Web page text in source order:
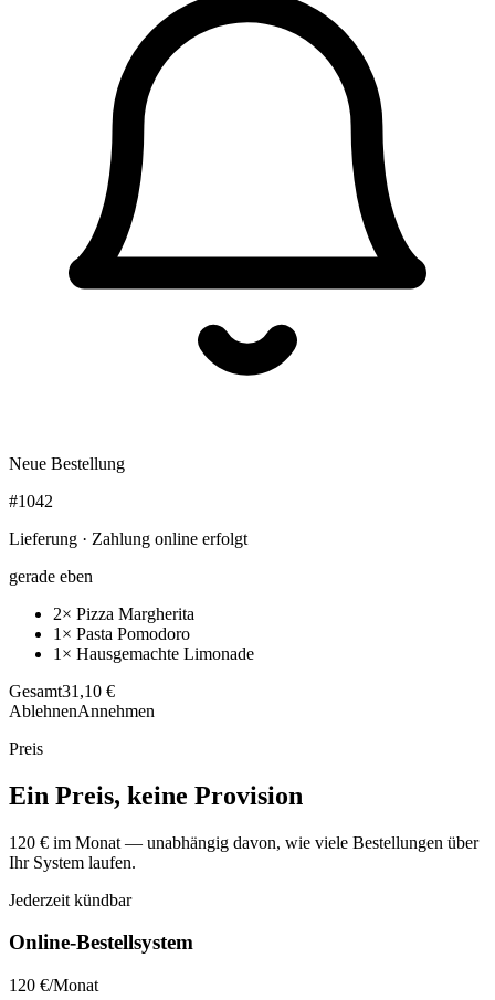
Neue Bestellung
#1042
Lieferung · Zahlung online erfolgt
gerade eben
2× Pizza Margherita
1× Pasta Pomodoro
1× Hausgemachte Limonade
Gesamt31,10 €
AblehnenAnnehmen
Preis
Ein Preis, keine Provision
120 € im Monat — unabhängig davon, wie viele Bestellungen über
Ihr System laufen.
Jederzeit kündbar
Online-Bestellsystem
120 €/Monat